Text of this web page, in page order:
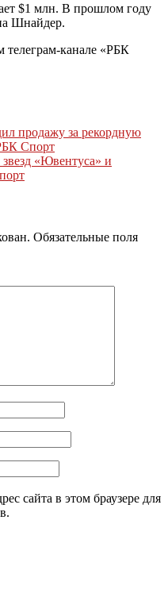
$1 млн. В прошлом году
Шнайдер.
канале «РБК
продажу за рекордную
Спорт
«Ювентуса» и
Обязательные поля
сайта в этом браузере для